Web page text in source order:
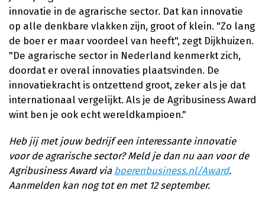
innovatie in de agrarische sector. Dat kan innovatie
op alle denkbare vlakken zijn, groot of klein. "Zo lang
de boer er maar voordeel van heeft", zegt Dijkhuizen.
"De agrarische sector in Nederland kenmerkt zich,
doordat er overal innovaties plaatsvinden. De
innovatiekracht is ontzettend groot, zeker als je dat
internationaal vergelijkt. Als je de Agribusiness Award
wint ben je ook echt wereldkampioen."
Heb jij met jouw bedrijf een interessante innovatie
voor de agrarische sector? Meld je dan nu aan voor de
Agribusiness Award via boerenbusiness.nl/Award.
Aanmelden kan nog tot en met 12 september.